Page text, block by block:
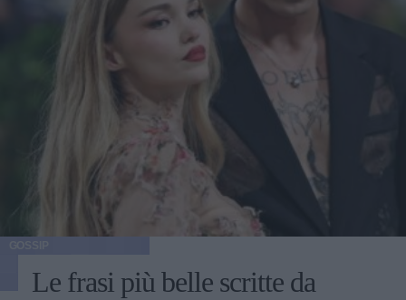
Le frasi più belle scritte da